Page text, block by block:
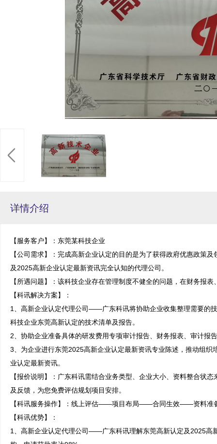
详情介绍
【服务客户】：东莞某科技企业
【公司需求】：完成高新企业认定的目的是为了获得政府优惠政策
及2025高新企业认定最新资讯完全认知的代理公司。
【所遇问题】：该科技企业存在管理制度不健全的问题，在财务报
【科讯解决方案】：
1、高新企业认定代理公司——广东科讯将协助企业收集整理需要的
科技企业东莞高新认定的技术清单及报告。
2、协助企业准备具体的研发费用专项审计报告、财务报表、审计报
3、为企业进行东莞2025高新企业认定最新资讯专业陈述，推动组
业认定最新资讯。
【报价说明】：广东科讯需结合业务类型、企业大小、资料整合状
及反馈，为您免费评估规划项目安排。
【科讯服务操作】：线上评估——项目布局——合同生效——资料
【科讯优势】：
1、高新企业认定代理公司——广东科讯理解东莞高新认定及2025高